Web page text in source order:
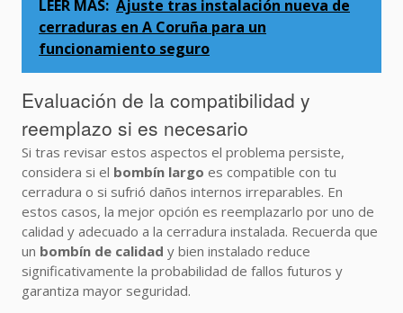
LEER MÁS: Ajuste tras instalación nueva de
cerraduras en A Coruña para un
funcionamiento seguro
Evaluación de la compatibilidad y
reemplazo si es necesario
Si tras revisar estos aspectos el problema persiste,
considera si el bombín largo es compatible con tu
cerradura o si sufrió daños internos irreparables. En
estos casos, la mejor opción es reemplazarlo por uno de
calidad y adecuado a la cerradura instalada. Recuerda que
un bombín de calidad y bien instalado reduce
significativamente la probabilidad de fallos futuros y
garantiza mayor seguridad.